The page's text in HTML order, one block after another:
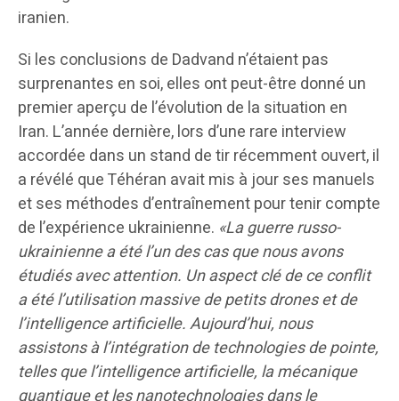
iranien.
Si les conclusions de Dadvand n’étaient pas
surprenantes en soi, elles ont peut-être donné un
premier aperçu de l’évolution de la situation en
Iran. L’année dernière, lors d’une rare interview
accordée dans un stand de tir récemment ouvert, il
a révélé que Téhéran avait mis à jour ses manuels
et ses méthodes d’entraînement pour tenir compte
de l’expérience ukrainienne. «La guerre russo-
ukrainienne a été l’un des cas que nous avons
étudiés avec attention. Un aspect clé de ce conflit
a été l’utilisation massive de petits drones et de
l’intelligence artificielle. Aujourd’hui, nous
assistons à l’intégration de technologies de pointe,
telles que l’intelligence artificielle, la mécanique